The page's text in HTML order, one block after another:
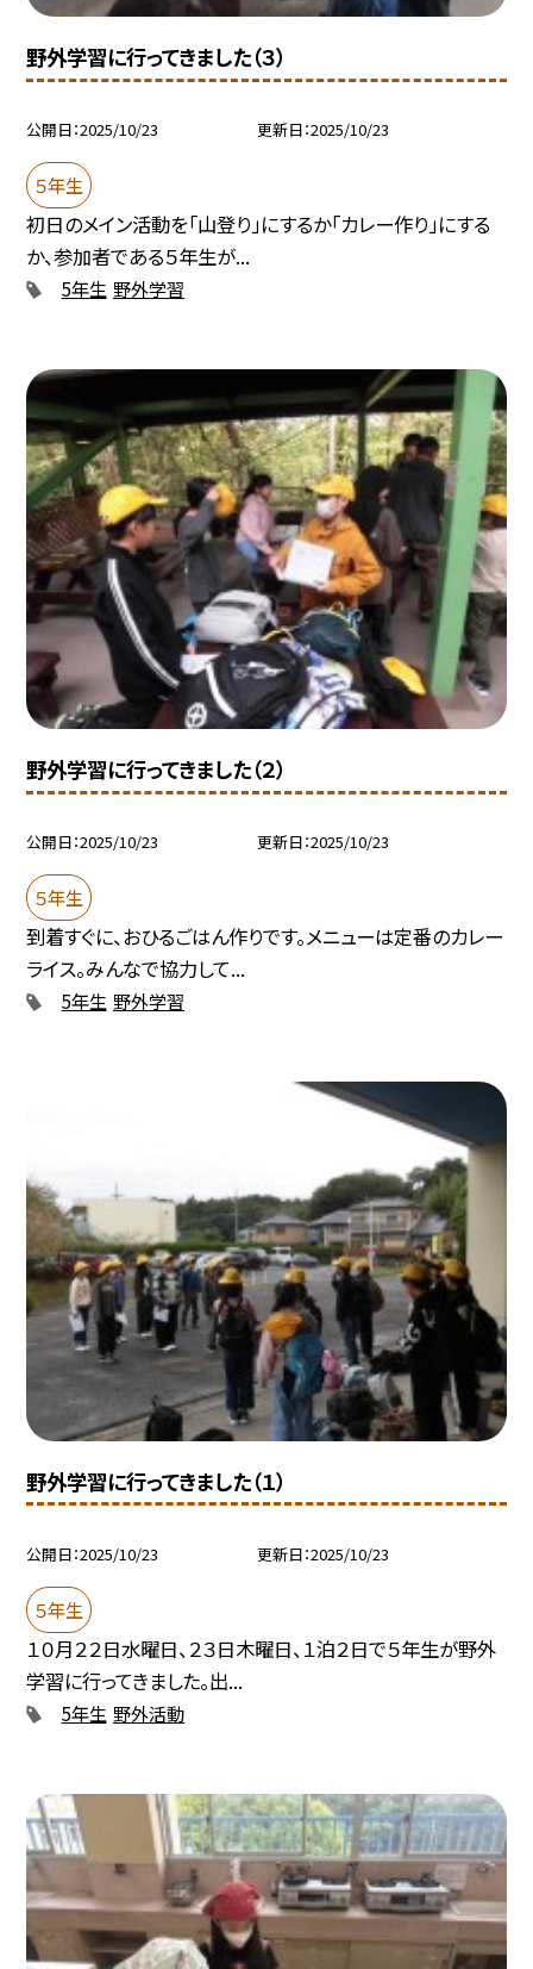
野外学習に行ってきました（３）
公開日 2025/10/23 更新日 2025/10/23
５年生
初日のメイン活動を「山登り」にするか「カレー作り」にする
か、参加者である５年生が...
5年生 野外学習
野外学習に行ってきました（２）
公開日 2025/10/23 更新日 2025/10/23
５年生
到着すぐに、おひるごはん作りです。メニューは定番のカレー
ライス。みんなで協力して...
5年生 野外学習
野外学習に行ってきました（１）
公開日 2025/10/23 更新日 2025/10/23
５年生
１０月２２日水曜日、２３日木曜日、１泊２日で５年生が野外
学習に行ってきました。出...
5年生 野外活動